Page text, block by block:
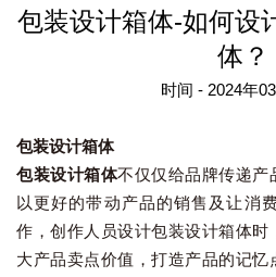
包装设计箱体-如何设
体？
时间 - 2024年
包装设计箱体
包装设计箱体不仅仅给品牌传递产
以更好的带动产品的销售及让消
作，创作人员设计包装设计箱体
大产品卖点价值，打造产品的记